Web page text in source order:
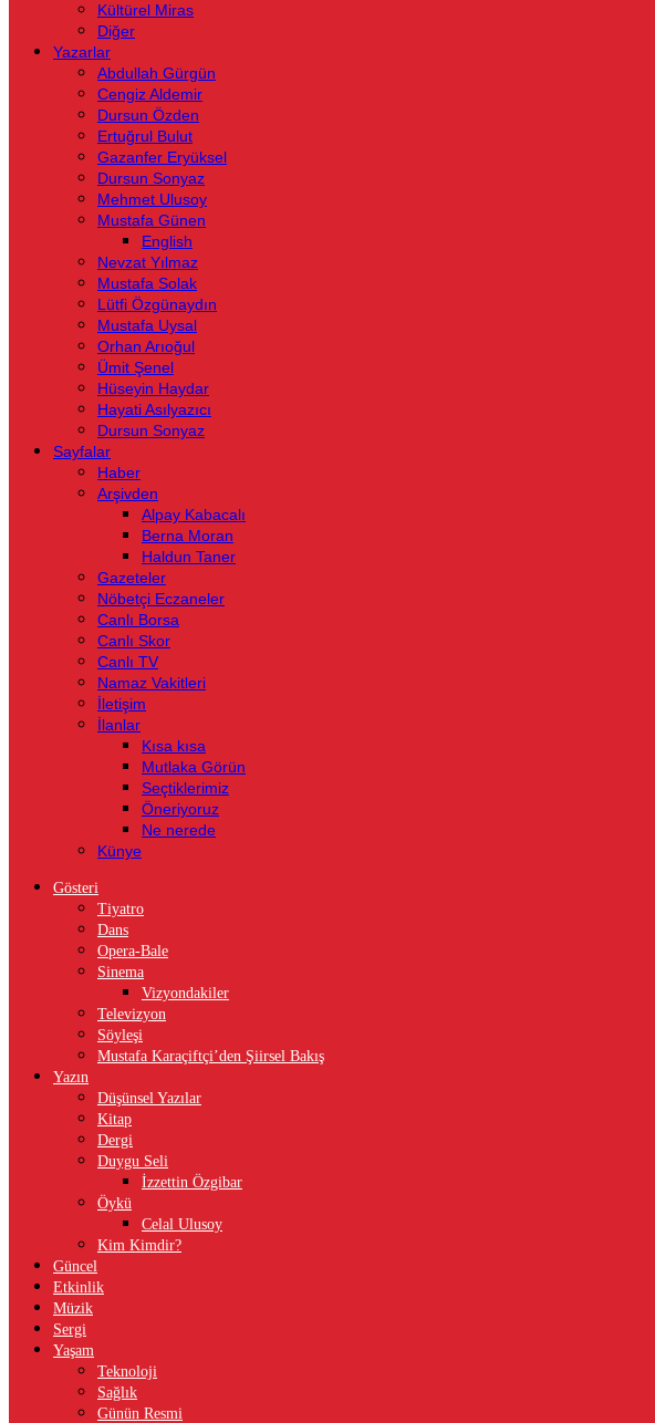
Kültürel Miras
Diğer
Yazarlar
Abdullah Gürgün
Cengiz Aldemir
Dursun Özden
Ertuğrul Bulut
Gazanfer Eryüksel
Dursun Sonyaz
Mehmet Ulusoy
Mustafa Günen
English
Nevzat Yılmaz
Mustafa Solak
Lütfi Özgünaydın
Mustafa Uysal
Orhan Arıoğul
Ümit Şenel
Hüseyin Haydar
Hayati Asılyazıcı
Dursun Sonyaz
Sayfalar
Haber
Arşivden
Alpay Kabacalı
Berna Moran
Haldun Taner
Gazeteler
Nöbetçi Eczaneler
Canlı Borsa
Canlı Skor
Canlı TV
Namaz Vakitleri
İletişim
İlanlar
Kısa kısa
Mutlaka Görün
Seçtiklerimiz
Öneriyoruz
Ne nerede
Künye
Gösteri
Tiyatro
Dans
Opera-Bale
Sinema
Vizyondakiler
Televizyon
Söyleşi
Mustafa Karaçiftçi’den Şiirsel Bakış
Yazın
Düşünsel Yazılar
Kitap
Dergi
Duygu Seli
İzzettin Özgibar
Öykü
Celal Ulusoy
Kim Kimdir?
Güncel
Etkinlik
Müzik
Sergi
Yaşam
Teknoloji
Sağlık
Günün Resmi